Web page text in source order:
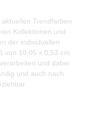
Trendfarben
Kollektionen und
der individuellen
von 10,05 x 0,53 cm
und dabei
und auch nach